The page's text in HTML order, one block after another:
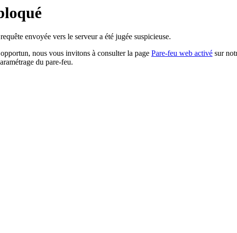
envoyée vers le serveur a été jugée suspicieuse.
nous vous invitons à consulter la page Pare-feu web activé sur
du pare-feu.